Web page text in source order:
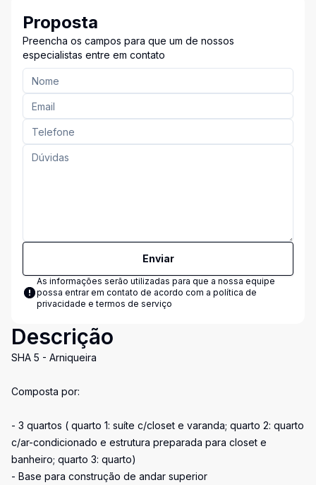
Proposta
Preencha os campos para que um de nossos
especialistas entre em contato
Enviar
As informações serão utilizadas para que a nossa equipe
possa entrar em contato de acordo com a política de
privacidade e termos de serviço
Descrição
SHA 5 - Arniqueira
Composta por:
- 3 quartos ( quarto 1: suíte c/closet e varanda; quarto 2: quarto
c/ar-condicionado e estrutura preparada para closet e
banheiro; quarto 3: quarto)
- Base para construção de andar superior